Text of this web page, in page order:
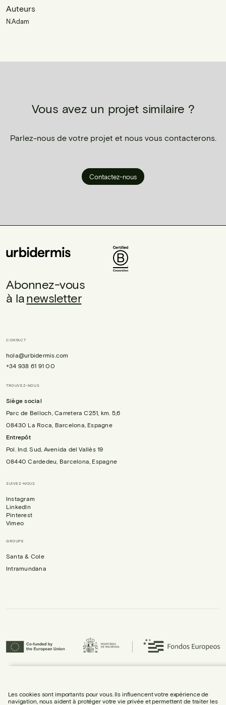
Auteurs
N.Adam
Vous avez un projet similaire ?
Parlez-nous de votre projet et nous vous contacterons.
Contactez-nous
Abonnez-vous
à lanewsletter
CONTACT
hola@urbidermis.com
+34 938 61 91 00
TROUVEZ-NOUS
Siège social
Parc de Belloch, Carretera C251, km. 5,6
08430 La Roca, Barcelona, Espagne
Entrepôt
Pol. Ind. Sud, Avenida del Vallès 19
08440 Cardedeu, Barcelona, Espagne
SUIVEZ-NOUS
Instagram
LinkedIn
Pinterest
Vimeo
GROUPE
Santa & Cole
Intramundana
régional (FEDER), contribuant à la croissance économique de l’entreprise et
à son internationalisation.
Les cookies sont importants pour vous. Ils influencent votre expérience de
navigation, nous aident à protéger votre vie privée et permettent de traiter les